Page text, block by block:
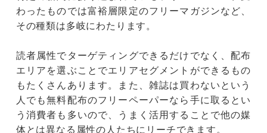
わったものでは富裕層限定のフリーマガジンなど、
その種類は多岐にわたります。
読者属性でターゲティングできるだけでなく、配布
エリアを選ぶことでエリアセグメントができるもの
もたくさんあります。また、雑誌は買わないという
人でも無料配布のフリーペーパーなら手に取るとい
う消費者も多いので、うまく活用することで他の媒
体とは異なる属性の人たちにリーチできます。